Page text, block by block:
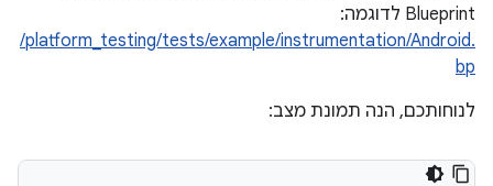
Blueprint לדוגמה:
‎/platform_testing/tests/example/instrumentation/Android.
bp
לנוחותכם, הנה תמונת מצב: